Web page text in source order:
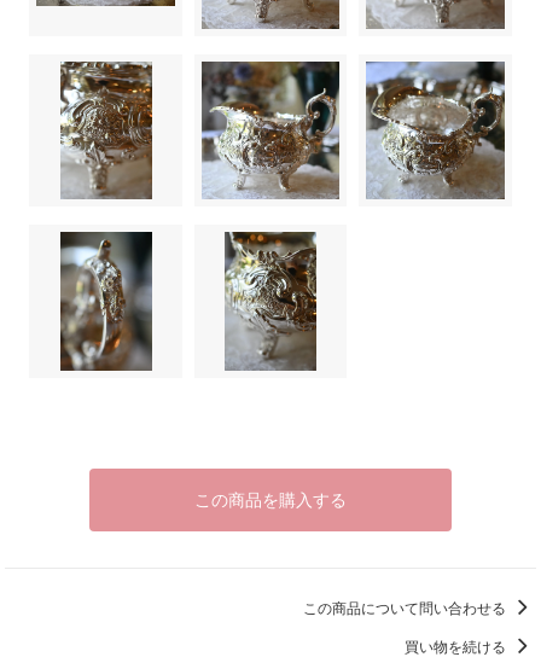
この商品を購入する
この商品について問い合わせる
買い物を続ける